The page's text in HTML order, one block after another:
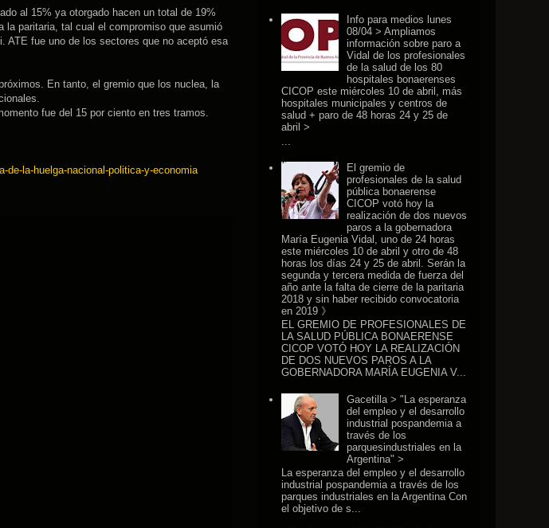
al 15% ya otorgado hacen un total de 19%
la paritaria, tal cual el compromiso que asumió
ATE fue uno de los sectores que no aceptó esa
En tanto, el gremio que los nuclea, la
fue del 15 por ciento en tres tramos.
de-la-huelga-nacional-politica-y-economia
Info para medios lunes
08/04 > Ampliamos
información sobre paro a
Vidal de los profesionales
de la salud de los 80
hospitales bonaerenses
CICOP este miércoles 10 de abril, más
hospitales municipales y centros de
salud + paro de 48 horas 24 y 25 de
abril >
El gremio de
profesionales de la salud
pública bonaerense
CICOP votó hoy la
realización de dos nuevos
paros a la gobernadora
María Eugenia Vidal, uno de 24 horas
este miércoles 10 de abril y otro de 48
horas los días 24 y 25 de abril. Serán la
segunda y tercera medida de fuerza del
año ante la falta de cierre de la paritaria
2018 y sin haber recibido convocatoria
en 2019 》
EL GREMIO DE PROFESIONALES DE
LA SALUD PÚBLICA BONAERENSE
CICOP VOTÓ HOY LA REALIZACIÓN
DE DOS NUEVOS PAROS A LA
GOBERNADORA MARÍA EUGENIA V...
Gacetilla > "La esperanza
del empleo y el desarrollo
industrial pospandemia a
través de los
parquesindustriales en la
Argentina" >
La esperanza del empleo y el desarrollo
industrial pospandemia a través de los
parques industriales en la Argentina Con
el objetivo de s...